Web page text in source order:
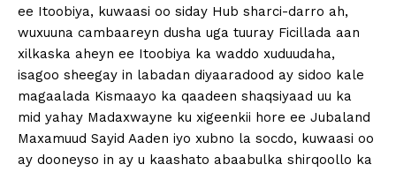
ee Itoobiya, kuwaasi oo siday Hub sharci-darro ah,
wuxuuna cambaareyn dusha uga tuuray Ficillada aan
xilkaska aheyn ee Itoobiya ka waddo xuduudaha,
isagoo sheegay in labadan diyaaradood ay sidoo kale
magaalada Kismaayo ka qaadeen shaqsiyaad uu ka
mid yahay Madaxwayne ku xigeenkii hore ee Jubaland
Maxamuud Sayid Aaden iyo xubno la socdo, kuwaasi oo
ay dooneyso in ay u kaashato abaabulka shirqoollo ka